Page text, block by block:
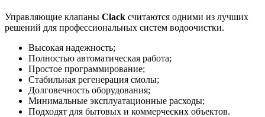
Управляющие клапаны Clack считаются одними из лучших
решений для профессиональных систем водоочистки.
Высокая надежность;
Полностью автоматическая работа;
Простое программирование;
Стабильная регенерация смолы;
Долговечность оборудования;
Минимальные эксплуатационные расходы;
Подходят для бытовых и коммерческих объектов.